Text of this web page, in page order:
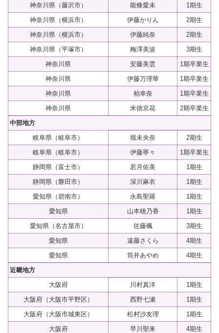
神奈川県（藤沢市）
能條愛未
1期生
神奈川県（横浜市）
伊藤かりん
2期生
神奈川県（横浜市）
伊藤純奈
2期生
神奈川県（平塚市）
梅澤美波
3期生
神奈川県
安藤美雲
1期卒業生
神奈川県
伊藤万理華
1期卒業生
神奈川県
柏幸奈
1期卒業生
神奈川県
米徳京花
2期卒業生
中部地方
岐阜県（岐阜市）
堀未央奈
2期生
岐阜県（岐阜市）
伊藤寧々
1期卒業生
静岡県（富士市）
若月佑美
1期生
静岡県（磐田市）
深川麻衣
1期生
愛知県（碧南市）
永島聖羅
1期生
愛知県
山本穂乃香
1期生
愛知県（名古屋市）
佐藤楓
3期生
愛知県
遠藤さくら
4期生
愛知県
筒井あやめ
4期生
近畿地方
大阪府
川村真洋
1期生
大阪府（大阪市平野区）
西野七瀬
1期生
大阪府（大阪市城東区）
松村沙友理
1期生
大阪府
早川聖来
4期生